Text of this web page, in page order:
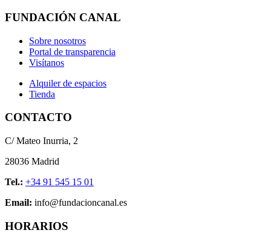
FUNDACIÓN CANAL
Sobre nosotros
Portal de transparencia
Visítanos
Alquiler de espacios
Tienda
CONTACTO
C/ Mateo Inurria, 2
28036 Madrid
Tel.: +34 91 545 15 01
Email: info@fundacioncanal.es
HORARIOS